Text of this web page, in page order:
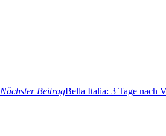
Nächster BeitragBella Italia: 3 Tage nach